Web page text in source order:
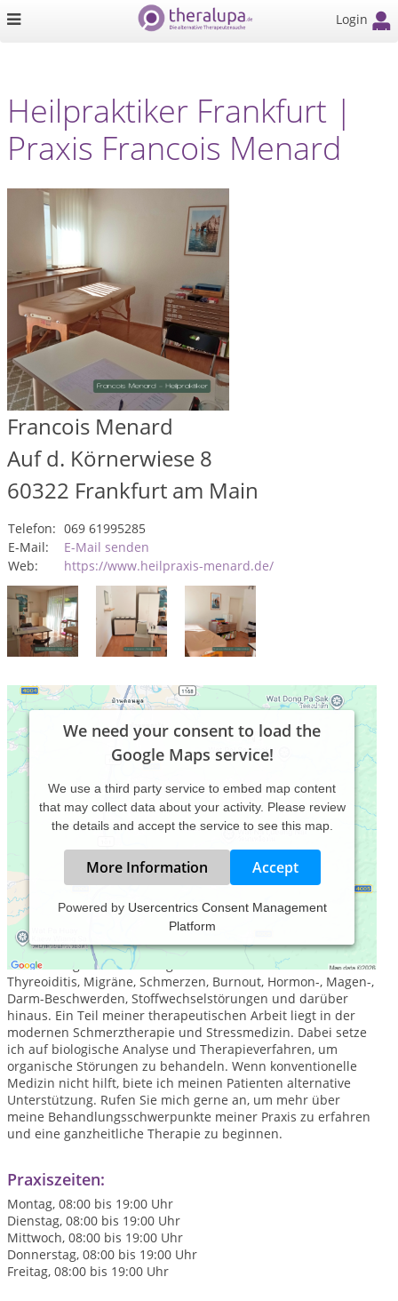
Login
Heilpraktiker Frankfurt |
Praxis Francois Menard
Francois Menard
Auf d. Körnerwiese 8
60322 Frankfurt am Main
Telefon: 069 61995285
E-Mail:
E-Mail senden
Web:
https://www.heilpraxis-menard.de/
We need your consent to load the
Google Maps service!
We use a third party service to embed map content
that may collect data about your activity. Please review
the details and accept the service to see this map.
More Information Accept
Powered by Usercentrics Consent Management
Platform
Willkommen in meiner Naturheilpraxis für Naturheilkunde
Frankfurt Main. Als Heilpraktiker biete ich ganzheitliche
Behandlung für Erkrankungen & Beschwerden wie Hashimoto
Thyreoiditis, Migräne, Schmerzen, Burnout, Hormon-, Magen-,
Darm-Beschwerden, Stoffwechselstörungen und darüber
hinaus. Ein Teil meiner therapeutischen Arbeit liegt in der
modernen Schmerztherapie und Stressmedizin. Dabei setze
ich auf biologische Analyse und Therapieverfahren, um
organische Störungen zu behandeln. Wenn konventionelle
Medizin nicht hilft, biete ich meinen Patienten alternative
Unterstützung. Rufen Sie mich gerne an, um mehr über
meine Behandlungsschwerpunkte meiner Praxis zu erfahren
und eine ganzheitliche Therapie zu beginnen.
Praxiszeiten:
Montag, 08:00 bis 19:00 Uhr
Dienstag, 08:00 bis 19:00 Uhr
Mittwoch, 08:00 bis 19:00 Uhr
Donnerstag, 08:00 bis 19:00 Uhr
Freitag, 08:00 bis 19:00 Uhr